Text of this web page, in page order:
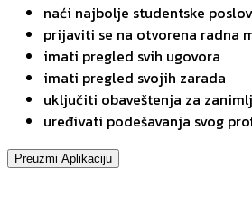
naći najbolje studentske
prijaviti se na otvorena radna
imati pregled svih ugovora
imati pregled svojih zarada
uključiti obaveštenja za
uređivati podešavanja svog
Preuzmi Aplikaciju